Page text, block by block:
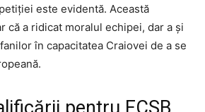
este evidentă. Această
că a ridicat moralul echipei, dar a și
în capacitatea Craiovei de a se